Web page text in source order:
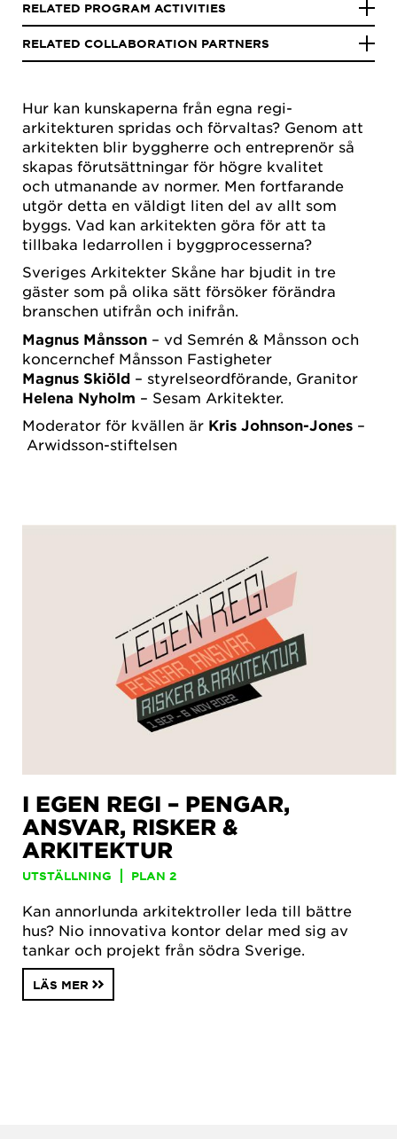
Hur kan kunskaperna från egna regi-
arkitekturen spridas och förvaltas? Genom att
arkitekten blir byggherre och entreprenör så
skapas förutsättningar för högre kvalitet
och utmanande av normer. Men fortfarande
utgör detta en väldigt liten del av allt som
byggs. Vad kan arkitekten göra för att ta
tillbaka ledarrollen i byggprocesserna?
Sveriges Arkitekter Skåne har bjudit in tre
gäster som på olika sätt försöker förändra
branschen utifrån och inifrån.
Magnus Månsson – vd Semrén & Månsson och
koncernchef Månsson Fastigheter
Magnus Skiöld – styrelseordförande, Granitor
Helena Nyholm – Sesam Arkitekter.
Moderator för kvällen är Kris Johnson-Jones –
Arwidsson-stiftelsen
RELATED PROGRAM ACTIVITIES
RELATED COLLABORATION PARTNERS
I EGEN REGI – PENGAR,
ANSVAR, RISKER &
ARKITEKTUR
UTSTÄLLNING PLAN 2
Kan annorlunda arkitektroller leda till bättre
hus? Nio innovativa kontor delar med sig av
tankar och projekt från södra Sverige.
LÄS MER